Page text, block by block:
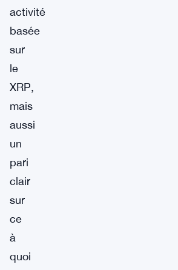
activité
basée
sur
le
XRP,
mais
aussi
un
pari
clair
sur
ce
à
quoi